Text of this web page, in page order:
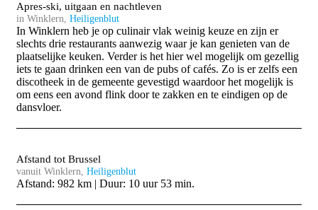
Apres-ski, uitgaan en nachtleven
in Winklern, Heiligenblut
In Winklern heb je op culinair vlak weinig keuze en zijn er
slechts drie restaurants aanwezig waar je kan genieten van de
plaatselijke keuken. Verder is het hier wel mogelijk om gezellig
iets te gaan drinken een van de pubs of cafés. Zo is er zelfs een
discotheek in de gemeente gevestigd waardoor het mogelijk is
om eens een avond flink door te zakken en te eindigen op de
dansvloer.
Afstand tot Brussel
vanuit Winklern, Heiligenblut
Afstand: 982 km | Duur: 10 uur 53 min.